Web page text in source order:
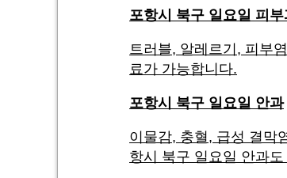
포항시 북구 일요일 피부
트러블, 알레르기, 피부
료가 가능합니다.
포항시 북구 일요일 안과
이물감, 충혈, 급성 결막
항시 북구 일요일 안과